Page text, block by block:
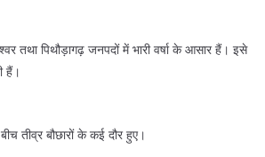
तथा पिथौड़ागढ़ जनपदों में भारी वर्षा के आसार हैं। इसे
हैं।
तीव्र बौछारों के कई दौर हुए।